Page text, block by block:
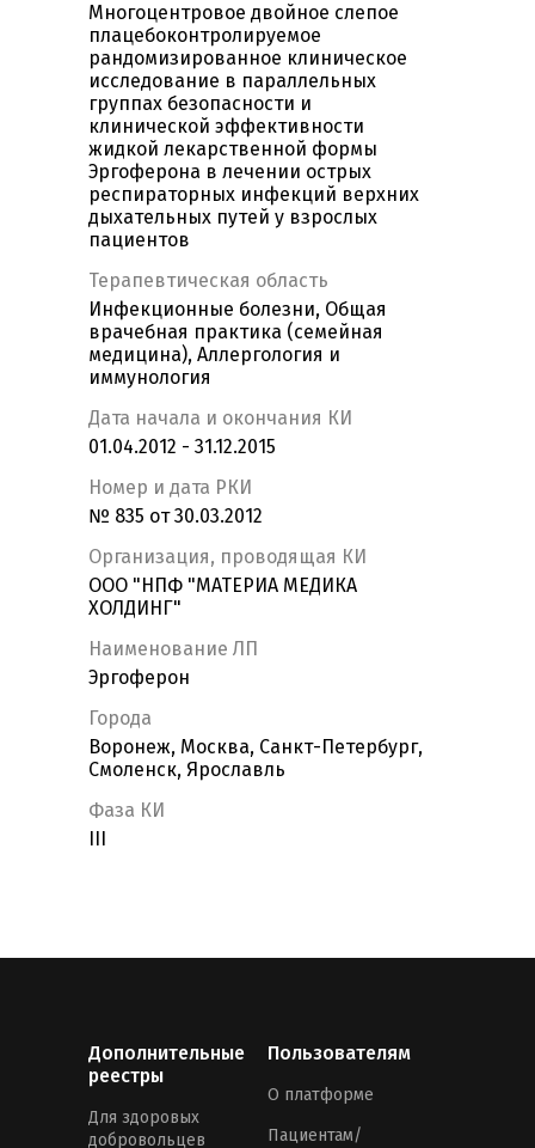
Многоцентровое двойное слепое
плацебоконтролируемое
рандомизированное клиническое
исследование в параллельных
группах безопасности и
клинической эффективности
жидкой лекарственной формы
Эргоферона в лечении острых
респираторных инфекций верхних
дыхательных путей у взрослых
пациентов
Терапевтическая область
Инфекционные болезни, Общая
врачебная практика (семейная
медицина), Аллергология и
иммунология
Дата начала и окончания КИ
01.04.2012 - 31.12.2015
Номер и дата РКИ
№ 835 от 30.03.2012
Организация, проводящая КИ
ООО "НПФ "МАТЕРИА МЕДИКА
ХОЛДИНГ"
Наименование ЛП
Эргоферон
Города
Воронеж, Москва, Санкт-Петербург,
Смоленск, Ярославль
Фаза КИ
Дополнительные
реестры
Для здоровых
добровольцев
Пользователям
О платформе
Пациентам/